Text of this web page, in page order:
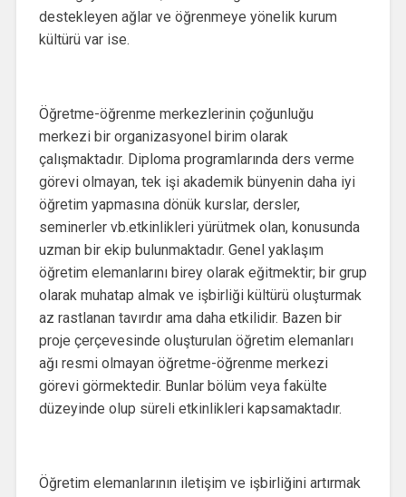
destekleyen ağlar ve öğrenmeye yönelik kurum
kültürü var ise.
Öğretme-öğrenme merkezlerinin çoğunluğu
merkezi bir organizasyonel birim olarak
çalışmaktadır. Diploma programlarında ders verme
görevi olmayan, tek işi akademik bünyenin daha iyi
öğretim yapmasına dönük kurslar, dersler,
seminerler vb.etkinlikleri yürütmek olan, konusunda
uzman bir ekip bulunmaktadır. Genel yaklaşım
öğretim elemanlarını birey olarak eğitmektir; bir grup
olarak muhatap almak ve işbirliği kültürü oluşturmak
az rastlanan tavırdır ama daha etkilidir. Bazen bir
proje çerçevesinde oluşturulan öğretim elemanları
ağı resmi olmayan öğretme-öğrenme merkezi
görevi görmektedir. Bunlar bölüm veya fakülte
düzeyinde olup süreli etkinlikleri kapsamaktadır.
Öğretim elemanlarının iletişim ve işbirliğini artırmak